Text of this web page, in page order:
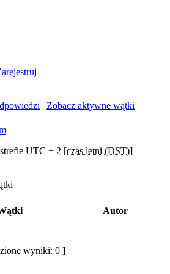
| Zobacz aktywne wątki
UTC + 2 [czas letni (DST)]
Autor
wyniki: 0 ]